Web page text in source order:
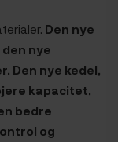
Den nye
nye
Den nye kedel,
kapacitet,
bedre
og